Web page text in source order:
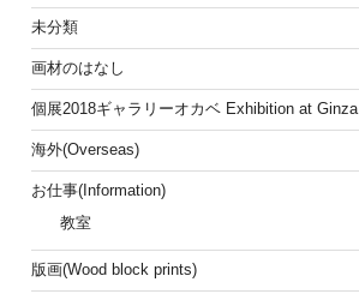
未分類
画材のはなし
個展2018ギャラリーオカベ Exhibition at Ginza
海外(Overseas)
お仕事(Information)
教室
版画(Wood block prints)